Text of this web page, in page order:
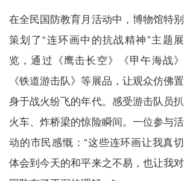
在全民国防教育月活动中，博物馆特别
策划了“连环画中的抗战精神”主题展
览，通过《鹰击长空》《甲午海战》
《铁道游击队》等展品，让观众仿佛置
身于战火纷飞的年代。感受游击队员扒
火车、炸桥梁的惊险瞬间。一位参与活
动的市民感慨：“这些连环画让我真切
体会到今天的和平来之不易，也让我对